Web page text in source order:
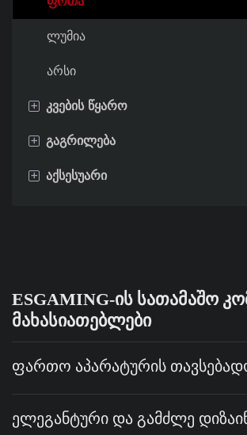
ლუმია
არსი
+ კვების წყარო
80+ ოქრო
80+ ბრინჯაო
+ გაგრილება
პროცესორის სითხის
კორპუსის ვენტილატორი
+ აქსესუარი
ESGAMING-ᲘᲡ ᲡᲐᲗᲐᲛᲐᲨᲝ
ᲛᲐᲮᲐᲡᲘᲐᲗᲔᲑᲚᲔᲑᲘ
Ფართო Აპარატურის
Ელეგანტური Და Გამძლე